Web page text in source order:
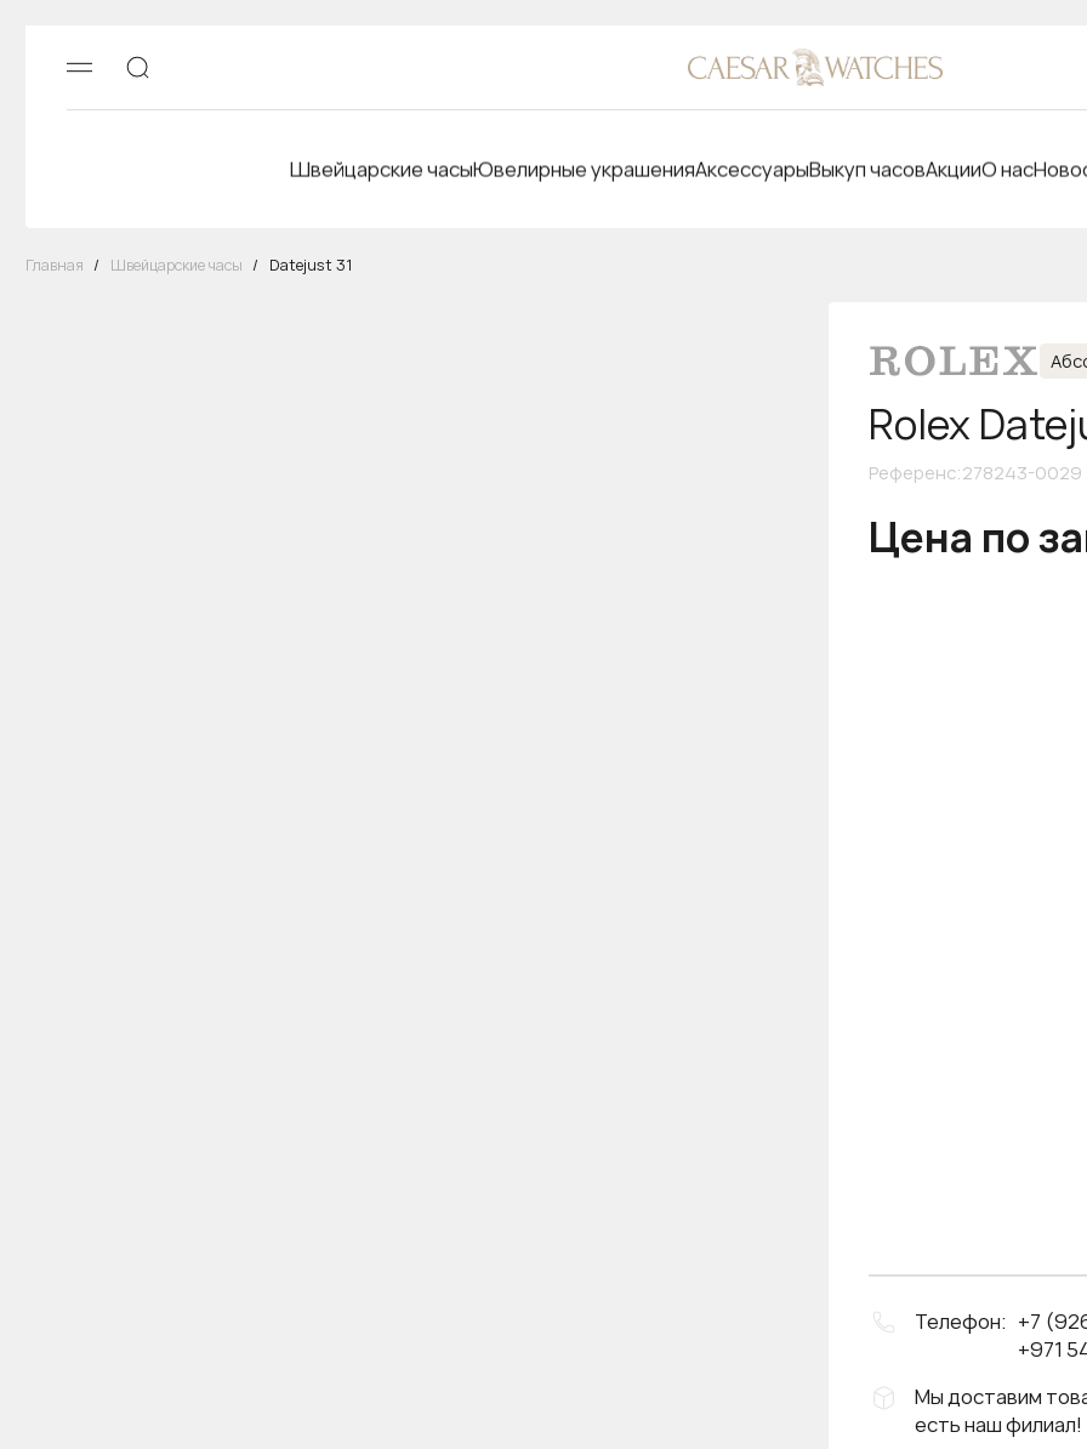
Швейцарские часыЮвелирные украшенияАксессуарыВыкуп часовАкцииО нас
Главная / Швейцарские часы / Datejust 31
Rolex
Референс:278243-0029
Цена по
Телефон: +7
+971
Мы доставим
есть наш филиал!